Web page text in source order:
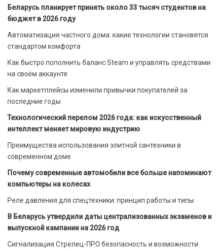
Беларусь планирует принять около 33 тысяч студентов на
бюджет в 2026 году
Автоматизация частного дома: какие технологии становятся
стандартом комфорта
Как быстро пополнить баланс Steam и управлять средствами
на своём аккаунте
Как маркетплейсы изменили привычки покупателей за
последние годы
Технологический перелом 2026 года: как искусственный
интеллект меняет мировую индустрию
Преимущества использования элитной сантехники в
современном доме
Почему современные автомобили все больше напоминают
компьютеры на колесах
Реле давления для спецтехники: принцип работы и типы
В Беларусь утвердили даты централизованных экзаменов и
выпускной кампании на 2026 год
Сигнализация Стрелец-ПРО безопасность и возможности